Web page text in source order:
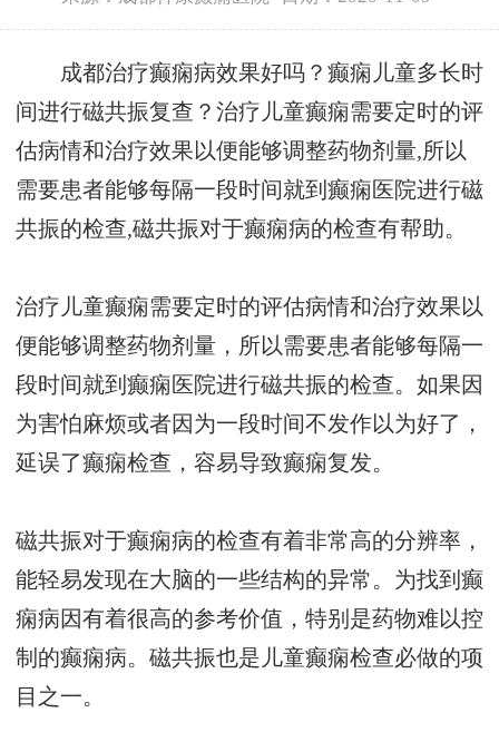
成都治疗癫痫病效果好吗？癫痫儿童多长时
间进行磁共振复查？治疗儿童癫痫需要定时的评
估病情和治疗效果以便能够调整药物剂量,所以
需要患者能够每隔一段时间就到癫痫医院进行磁
共振的检查,磁共振对于癫痫病的检查有帮助。
治疗儿童癫痫需要定时的评估病情和治疗效果以
便能够调整药物剂量，所以需要患者能够每隔一
段时间就到癫痫医院进行磁共振的检查。如果因
为害怕麻烦或者因为一段时间不发作以为好了，
延误了癫痫检查，容易导致癫痫复发。
磁共振对于癫痫病的检查有着非常高的分辨率，
能轻易发现在大脑的一些结构的异常。为找到癫
痫病因有着很高的参考价值，特别是药物难以控
制的癫痫病。磁共振也是儿童癫痫检查必做的项
目之一。